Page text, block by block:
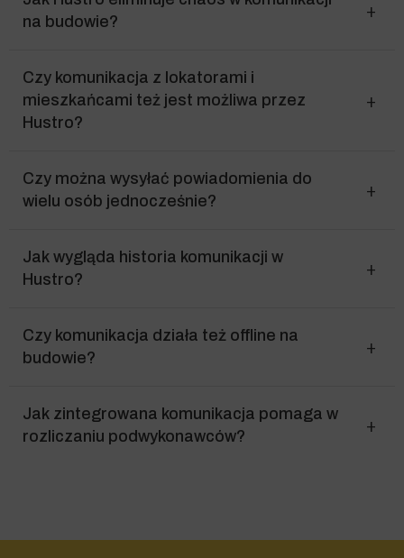
na budowie?
Czy komunikacja z lokatorami i
mieszkańcami też jest możliwa przez
Hustro?
Czy można wysyłać powiadomienia do
wielu osób jednocześnie?
Jak wygląda historia komunikacji w
Hustro?
Czy komunikacja działa też offline na
budowie?
Jak zintegrowana komunikacja pomaga w
rozliczaniu podwykonawców?